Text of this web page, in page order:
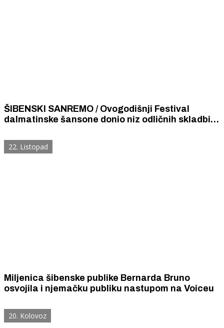
ŠIBENSKI SANREMO / Ovogodišnji Festival
dalmatinske šansone donio niz odličnih skladbi i
& Klapa Cambi
22. Listopad
Miljenica šibenske publike Bernarda Bruno
osvojila i njemačku publiku nastupom na Voiceu
20. Kolovoz